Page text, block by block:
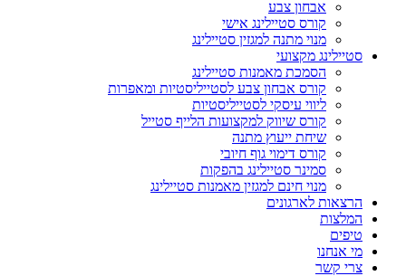
אבחון צבע
קורס סטיילינג אישי
מנוי מתנה למגזין סטיילינג
סטיילינג מקצועי
הסמכת מאמנות סטיילינג
קורס אבחון צבע לסטייליסטיות ומאפרות
ליווי עיסקי לסטייליסטיות
קורס שיווק למקצועות הלייף סטייל
שיחת ייעוץ מתנה
קורס דימוי גוף חיובי
סמינר סטיילינג בהפקות
מנוי חינם למגזין מאמנות סטיילינג
הרצאות לארגונים
המלצות
טיפים
מי אנחנו
צרי קשר